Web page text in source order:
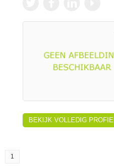
BEKIJK VOLLEDIG PROFIEL
1